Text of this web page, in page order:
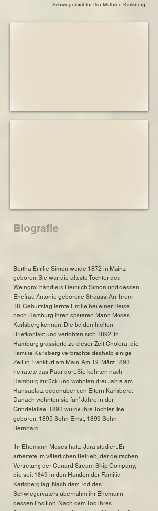
Schwiegermutter von Sohn Bernhard in Sobibor
Schwiegertochter Ilse Mathilde Karlsberg
Biografie
Bertha Emilie Simon wurde 1872 in Mainz
geboren. Sie war die älteste Tochter des
Weingroßhändlers Heinrich Simon und dessen
Ehefrau Antonie geborene Strauss. An ihrem
18. Geburtstag lernte Emilie bei einer Reise
nach Hamburg ihren späteren Mann Moses
Karlsberg kennen. Die beiden hielten
Briefkontakt und verlobten sich 1892. In
Hamburg grassierte zu dieser Zeit Cholera, die
Familie Karlsberg verbrachte deshalb einige
Zeit in Frankfurt am Main. Am 19. März 1893
heiratete das Paar dort. Sie kehrten nach
Hamburg zurück und wohnten drei Jahre am
Hansaplatz gegenüber den Eltern Karlsberg.
Danach wohnten sie fünf Jahre in der
Grindelallee. 1893 wurde ihre Tochter Ilse
geboren, 1895 Sohn Ernst, 1899 Sohn
Bernhard.
Ihr Ehemann Moses hatte Jura studiert. Er
arbeitete im väterlichen Betrieb, der deutschen
Vertretung der Cunard Stream Ship Company,
die seit 1849 in den Händen der Familie
Karlsberg lag. Nach dem Tod des
Schwiegervaters übernahm ihr Ehemann
dessen Position. Nach dem Tod ihres